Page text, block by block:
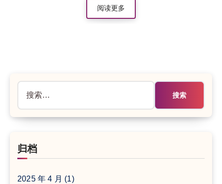
阅读更多
索：
归档
2025 年 4 月 (1)